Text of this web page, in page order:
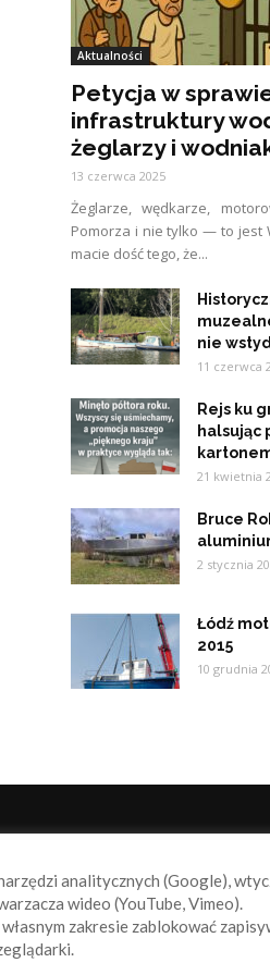
Aktualności
Petycja w
infrastruktury
żeglarzy i
13 czerwca 2025
Żeglarze, wędkarze,
Pomorza i nie tylko — to jest
macie dość tego, że...
nie
11 czerwca
Rejs ku
halsując
21 kwietnia
Bruce
2 stycznia
Łódź
2015
10 grudnia
i
analitycznych (Google),
wideo (YouTube, Vimeo).
zakresie zablokować